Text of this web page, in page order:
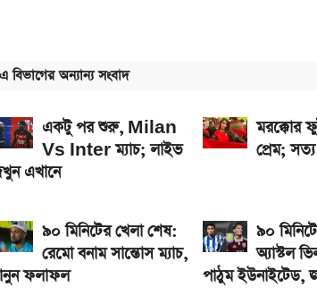
মিনিটের খেলা শেষ: বায়ার্ন মিউনিখ বনাম জেজু ইউনাইটেড, জানুন
এ বিভাগের অন্যান্য সংবাদ
একটু পর শুরু, Milan
Vs Inter ম্যাচ; লাইভ
এখানে
মরক্কোর
প্রেম;
৯০ মিনিটের খেলা শেষ:
রেমো বনাম সান্তোস ম্যাচ,
ফলাফল
৯০
অ্যাস্টল
পাঠুম ইউনাইটেড,